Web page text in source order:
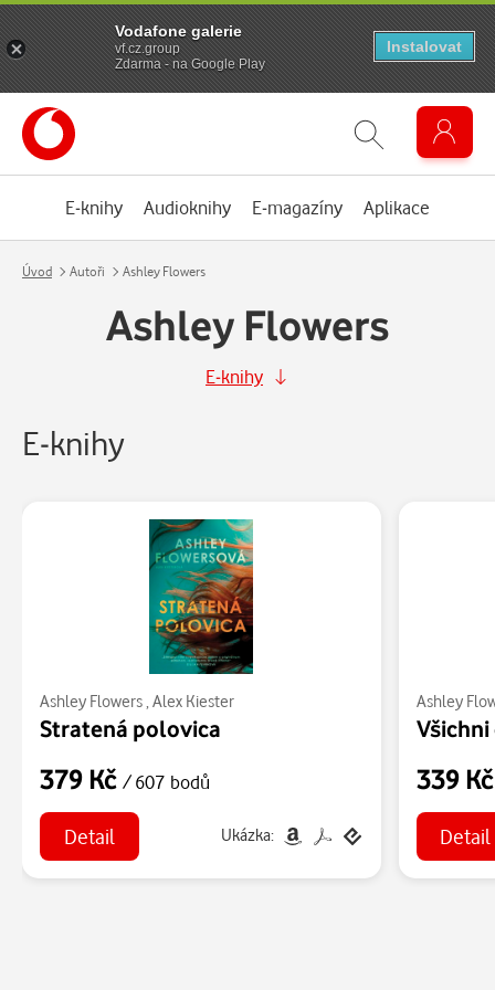
E-knihy Audioknihy E-magazíny Aplikace
Úvod Autoři Ashley Flowers
Ashley Flowers
E-knihy
E-knihy
Ashley Flowers, Alex Kiester
Stratená polovica
379 Kč / 607 bodů
Detail Ukázka:
Ashley
339
Detail
Vodafone galerie
vf.cz.group
Zdarma - na Google Play
Instalovat